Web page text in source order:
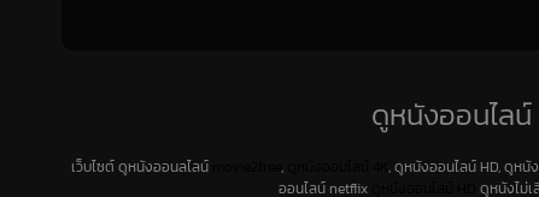
ดูหนังออนไล
เว็บไซต์ ดูหนังออนลไลน์ ,
, ดูหนังออนไลน์ HD, ดูหนั
ออนไลน์ netflix
ดูหนังไม่